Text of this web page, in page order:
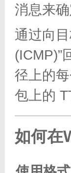
消息来
通过向
(ICMP)”
径上的
包上的
如何在